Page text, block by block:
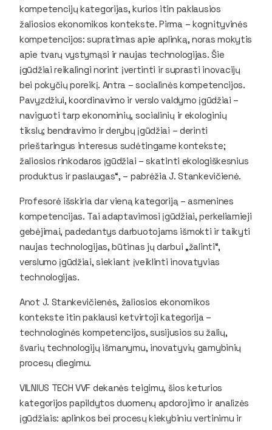
kompetencijų kategorijas, kurios itin paklausios
žaliosios ekonomikos kontekste. Pirma – kognityvinės
kompetencijos: supratimas apie aplinką, noras mokytis
apie tvarų vystymąsi ir naujas technologijas. Šie
įgūdžiai reikalingi norint įvertinti ir suprasti inovacijų
bei pokyčių poreikį. Antra – socialinės kompetencijos.
Pavyzdžiui, koordinavimo ir verslo valdymo įgūdžiai –
naviguoti tarp ekonominių, socialinių ir ekologinių
tikslų; bendravimo ir derybų įgūdžiai – derinti
prieštaringus interesus sudėtingame kontekste;
žaliosios rinkodaros įgūdžiai – skatinti ekologiškesnius
produktus ir paslaugas“, – pabrėžia J. Stankevičienė.
Profesorė išskiria dar vieną kategoriją – asmenines
kompetencijas. Tai adaptavimosi įgūdžiai, perkeliamieji
gebėjimai, padedantys darbuotojams išmokti ir taikyti
naujas technologijas, būtinas jų darbui „žalinti“,
verslumo įgūdžiai, siekiant įveiklinti inovatyvias
technologijas.
Anot J. Stankevičienės, žaliosios ekonomikos
kontekste itin paklausi ketvirtoji kategorija –
technologinės kompetencijos, susijusios su žalių,
švarių technologijų išmanymu, inovatyvių gamybinių
procesų diegimu.
VILNIUS TECH VVF dekanės teigimu, šios keturios
kategorijos papildytos duomenų apdorojimo ir analizės
įgūdžiais: aplinkos bei procesų kiekybiniu vertinimu ir